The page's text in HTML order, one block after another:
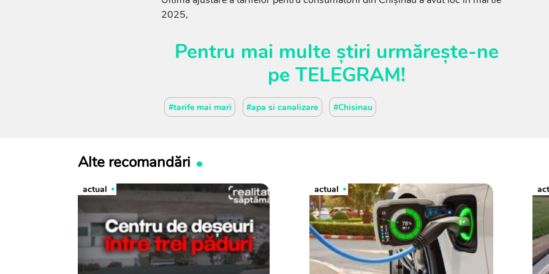
2025,
Pentru mai multe știri urmărește-ne
pe TELEGRAM!
#tarife mai mari #apa si canalizare #Chisinau
Alte recomandări
actual actual